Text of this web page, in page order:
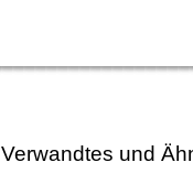
Verwandtes und